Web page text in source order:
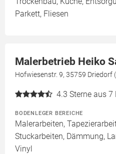
Parkett, Fliesen
Malerbetrieb Heiko
Hofwiesenstr. 9, 35759
4.3 Sterne aus 7
BODENLEGER BEREICHE
Malerarbeiten,
Stuckarbeiten, Dämmung,
Vinyl